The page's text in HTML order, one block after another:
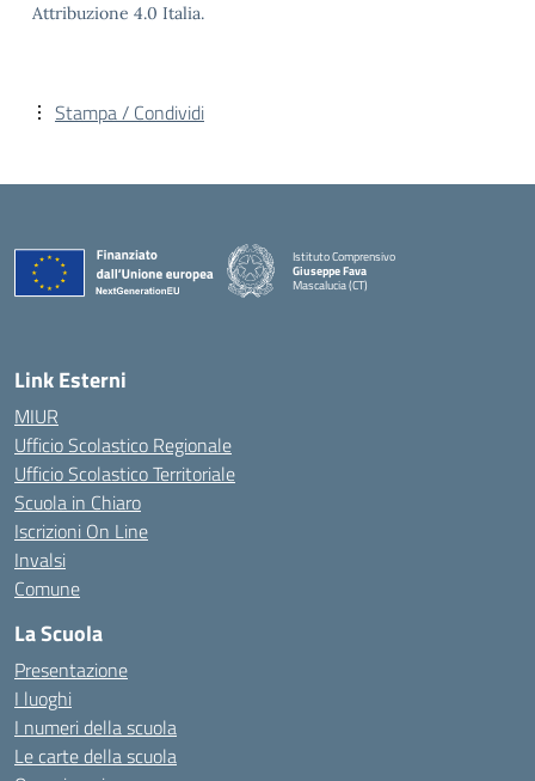
Attribuzione 4.0 Italia.
Stampa / Condividi
Istituto Comprensivo
Giuseppe Fava
Mascalucia (CT)
Link Esterni
MIUR
Ufficio Scolastico Regionale
Ufficio Scolastico Territoriale
Scuola in Chiaro
Iscrizioni On Line
Invalsi
Comune
La Scuola
Presentazione
I luoghi
I numeri della scuola
Le carte della scuola